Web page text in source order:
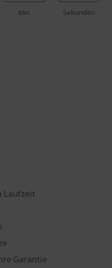
Min. Sekunden
Laufzeit
Garantie